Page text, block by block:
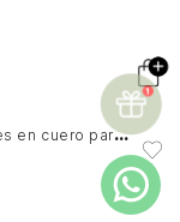
M
anos libres en cuero para mujer Alessia